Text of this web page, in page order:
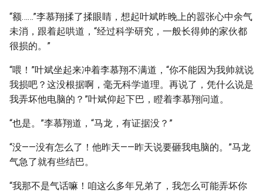
“额……”李慕翔揉了揉眼睛，想起叶斌昨晚上的嚣张心中余气
未消，跟着起哄道，“经过科学研究，一般长得帅的家伙都
很损的。”
“喂！”叶斌坐起来冲着李慕翔不满道，“你不能因为我帅就说
我损吧？这没根据啊，毫无科学道理。再说了，凭什么说是
我弄坏他电脑的？”叶斌仰起下巴，瞪着李慕翔问道。
“也是。”李慕翔道，“马龙，有证据没？”
“没——没有怎么了！他昨天——昨天说要砸我电脑的。”马龙
气急了就有些结巴。
“我那不是气话嘛！咱这么多年兄弟了，我怎么可能弄坏你